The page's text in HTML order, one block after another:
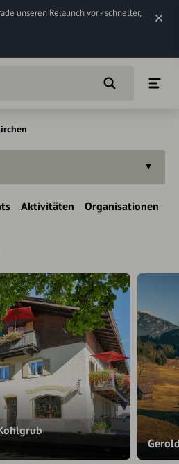
unseren Relaunch vor - schneller,
Aktivitäten Organisationen